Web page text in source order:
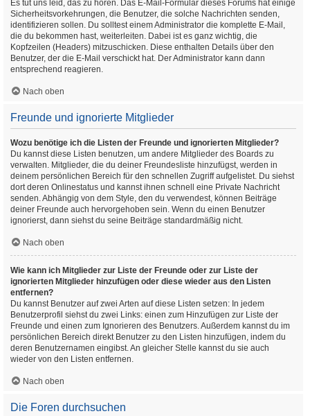
Es tut uns leid, das zu hören. Das E-Mail-Formular dieses Forums hat einige
Sicherheitsvorkehrungen, die Benutzer, die solche Nachrichten senden,
identifizieren sollen. Du solltest einem Administrator die komplette E-Mail,
die du bekommen hast, weiterleiten. Dabei ist es ganz wichtig, die
Kopfzeilen (Headers) mitzuschicken. Diese enthalten Details über den
Benutzer, der die E-Mail verschickt hat. Der Administrator kann dann
entsprechend reagieren.
Nach oben
Freunde und ignorierte Mitglieder
Wozu benötige ich die Listen der Freunde und ignorierten Mitglieder?
Du kannst diese Listen benutzen, um andere Mitglieder des Boards zu
verwalten. Mitglieder, die du deiner Freundesliste hinzufügst, werden in
deinem persönlichen Bereich für den schnellen Zugriff aufgelistet. Du siehst
dort deren Onlinestatus und kannst ihnen schnell eine Private Nachricht
senden. Abhängig von dem Style, den du verwendest, können Beiträge
deiner Freunde auch hervorgehoben sein. Wenn du einen Benutzer
ignorierst, dann siehst du seine Beiträge standardmäßig nicht.
Nach oben
Wie kann ich Mitglieder zur Liste der Freunde oder zur Liste der
ignorierten Mitglieder hinzufügen oder diese wieder aus den Listen
entfernen?
Du kannst Benutzer auf zwei Arten auf diese Listen setzen: In jedem
Benutzerprofil siehst du zwei Links: einen zum Hinzufügen zur Liste der
Freunde und einen zum Ignorieren des Benutzers. Außerdem kannst du im
persönlichen Bereich direkt Benutzer zu den Listen hinzufügen, indem du
deren Benutzernamen eingibst. An gleicher Stelle kannst du sie auch
wieder von den Listen entfernen.
Nach oben
Die Foren durchsuchen